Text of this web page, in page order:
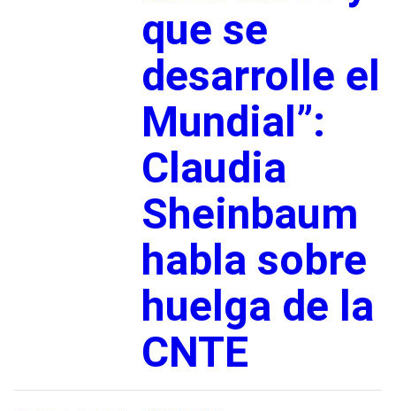
que se
desarrolle el
Mundial”:
Claudia
Sheinbaum
habla sobre
huelga de la
CNTE